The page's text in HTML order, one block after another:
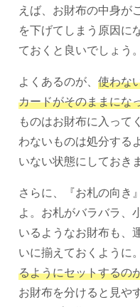
えば、お財布の中身が
を下げてしまう原因に
ておくと良いでしょう。
よくあるのが、 使わな
カードがそのままにな
ものはお財布に入って
わないものは処分する
いない状態にしておき
さらに、『お札の向き
よ。お札がバラバラ、
いるようなお財布も、
いに揃えておくように。
るようにセットするの
お財布を分けると見や